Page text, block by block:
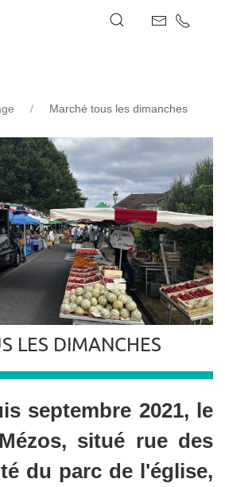
Marché tous les dimanches
LES DIMANCHES
septembre 2021, le
situé rue des
du parc de l'église,